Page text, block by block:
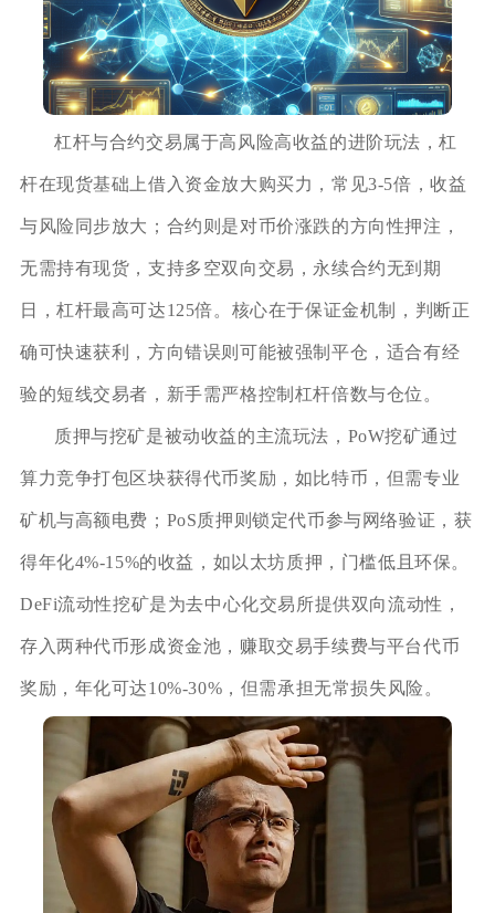
杠杆与合约交易属于高风险高收益的进阶玩法，杠
杆在现货基础上借入资金放大购买力，常见3-5倍，收益
与风险同步放大；合约则是对币价涨跌的方向性押注，
无需持有现货，支持多空双向交易，永续合约无到期
日，杠杆最高可达125倍。核心在于保证金机制，判断正
确可快速获利，方向错误则可能被强制平仓，适合有经
验的短线交易者，新手需严格控制杠杆倍数与仓位。
质押与挖矿是被动收益的主流玩法，PoW挖矿通过
算力竞争打包区块获得代币奖励，如比特币，但需专业
矿机与高额电费；PoS质押则锁定代币参与网络验证，获
得年化4%-15%的收益，如以太坊质押，门槛低且环保。
DeFi流动性挖矿是为去中心化交易所提供双向流动性，
存入两种代币形成资金池，赚取交易手续费与平台代币
奖励，年化可达10%-30%，但需承担无常损失风险。